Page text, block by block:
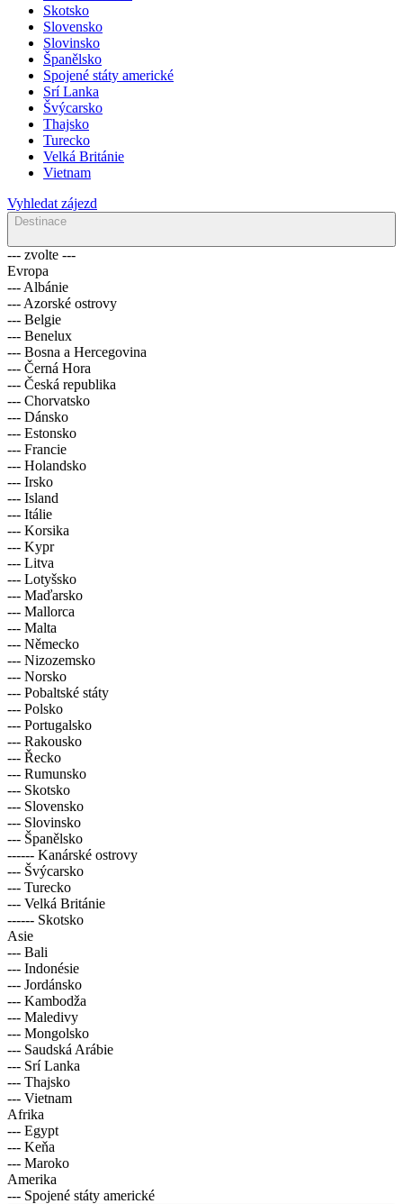
Skotsko
Slovensko
Slovinsko
Španělsko
Spojené státy americké
Srí Lanka
Švýcarsko
Thajsko
Turecko
Velká Británie
Vietnam
Vyhledat zájezd
Destinace
--- zvolte ---
Evropa
--- Albánie
--- Azorské ostrovy
--- Belgie
--- Benelux
--- Bosna a Hercegovina
--- Černá Hora
--- Česká republika
--- Chorvatsko
--- Dánsko
--- Estonsko
--- Francie
--- Holandsko
--- Irsko
--- Island
--- Itálie
--- Korsika
--- Kypr
--- Litva
--- Lotyšsko
--- Maďarsko
--- Mallorca
--- Malta
--- Německo
--- Nizozemsko
--- Norsko
--- Pobaltské státy
--- Polsko
--- Portugalsko
--- Rakousko
--- Řecko
--- Rumunsko
--- Skotsko
--- Slovensko
--- Slovinsko
--- Španělsko
------ Kanárské ostrovy
--- Švýcarsko
--- Turecko
--- Velká Británie
------ Skotsko
Asie
--- Bali
--- Indonésie
--- Jordánsko
--- Kambodža
--- Maledivy
--- Mongolsko
--- Saudská Arábie
--- Srí Lanka
--- Thajsko
--- Vietnam
Afrika
--- Egypt
--- Keňa
--- Maroko
Amerika
--- Spojené státy americké